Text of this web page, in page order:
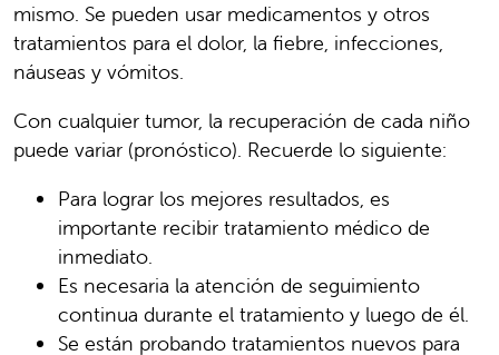
mismo. Se pueden usar medicamentos y otros
tratamientos para el dolor, la fiebre, infecciones,
náuseas y vómitos.
Con cualquier tumor, la recuperación de cada niño
puede variar (pronóstico). Recuerde lo siguiente:
Para lograr los mejores resultados, es
importante recibir tratamiento médico de
inmediato.
Es necesaria la atención de seguimiento
continua durante el tratamiento y luego de él.
Se están probando tratamientos nuevos para